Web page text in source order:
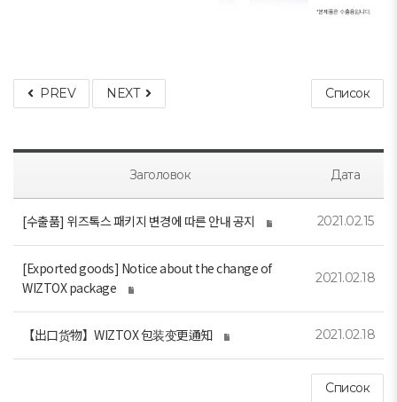
PREV NEXT Список
Заголовок Дата
[수출품] 위즈톡스 패키지 변경에 따른 안내 공지 2021.02.15
[Exported goods] Notice about the change of
WIZTOX package
2021.02.18
【出口货物】WIZTOX 包装变更通知 2021.02.18
Список